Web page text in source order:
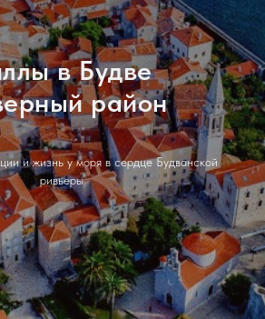
в Будве
район
и жизнь у моря в сердце Будванской
ривьеры